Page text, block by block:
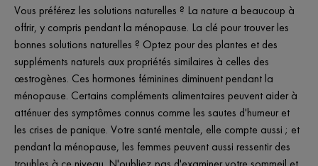
Vous préférez les solutions naturelles ? La nature a beaucoup à
offrir, y compris pendant la ménopause. La clé pour trouver les
bonnes solutions naturelles ? Optez pour des plantes et des
suppléments naturels aux propriétés similaires à celles des
œstrogènes. Ces hormones féminines diminuent pendant la
ménopause. Certains compléments alimentaires peuvent aider à
atténuer des symptômes connus comme les sautes d'humeur et
les crises de panique. Votre santé mentale, elle compte aussi ; et
pendant la ménopause, les femmes peuvent aussi ressentir des